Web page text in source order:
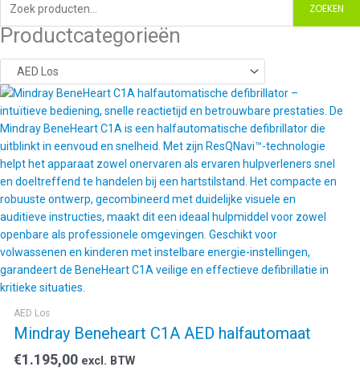
naar:
ZOEKEN
Productcategorieën
AED Los
Mindray Beneheart C1A AED halfautomaat
€1.195,00 excl. BTW